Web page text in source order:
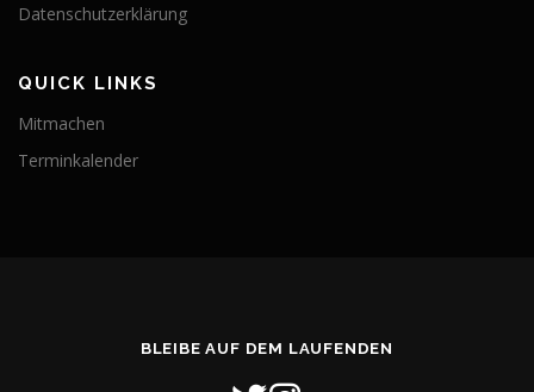
Datenschutzerklärung
QUICK LINKS
Mitmachen
Terminkalender
BLEIBE AUF DEM LAUFENDEN